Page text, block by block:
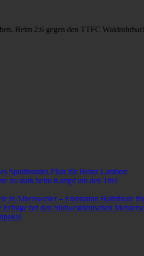
Beim 2:6 gegen den TTFC
Sportbundes Pfalz für Heinz Lambert
zu stark beim Kampf um den Titel
in Albersweiler – Endstation Halbfinale
Erfolge bei den Südwestdeutschen